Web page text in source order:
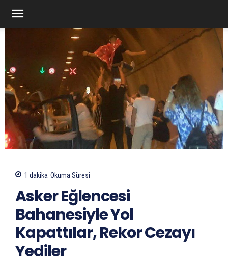
1 dakika Okuma Süresi
Asker Eğlencesi
Bahanesiyle Yol
Kapattılar, Rekor Cezayı
Yediler